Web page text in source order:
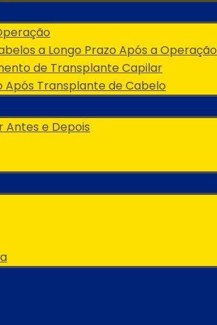
a Longo Prazo Após a Operação
de Transplante Capilar
Após Transplante de Cabelo
e Depois